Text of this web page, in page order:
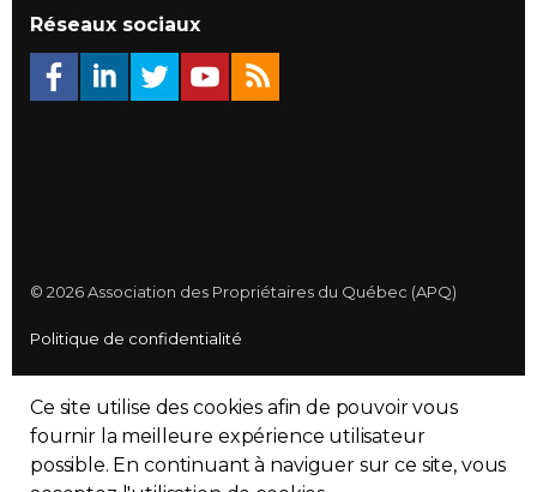
Réseaux sociaux
© 2026 Association des Propriétaires du Québec (APQ)
Politique de confidentialité
Made withuSkinned
Ce site utilise des cookies afin de pouvoir vous
fournir la meilleure expérience utilisateur
possible. En continuant à naviguer sur ce site, vous